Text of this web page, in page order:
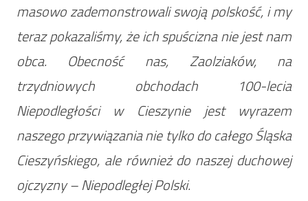
masowo zademonstrowali swoją polskość, i my
teraz pokazaliśmy, że ich spuścizna nie jest nam
obca. Obecność nas, Zaolziaków, na
trzydniowych obchodach 100-lecia
Niepodległości w Cieszynie jest wyrazem
naszego przywiązania nie tylko do całego Śląska
Cieszyńskiego, ale również do naszej duchowej
ojczyzny – Niepodległej Polski.